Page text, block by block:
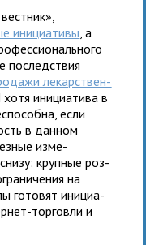
ини­ци­а­тивы , а
послед­ствия
лекар­ствен­
ини­ци­а­тива в
если
в дан­ном
изме­
круп­ные роз­
на
гото­вят ини­ци­а­
тор­говли и